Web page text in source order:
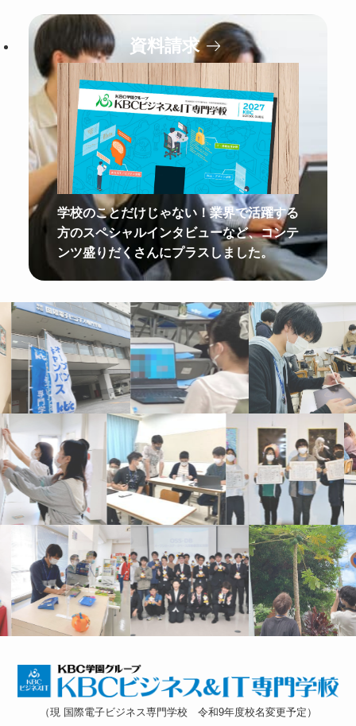
資料請求
学校のことだけじゃない！業界で活躍する
方のスペシャルインタビューなど、コンテ
ンツ盛りだくさんにプラスしました。
（現 国際電子ビジネス専門学校 令和9年度校名変更予定）